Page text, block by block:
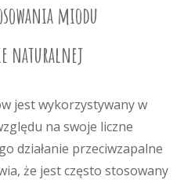
miodu
naturalnej
jest wykorzystywany w
na swoje liczne
działanie przeciwzapalne
że jest często stosowany